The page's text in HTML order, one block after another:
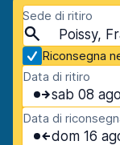
Sede di ritiro
Poissy,
Riconsegna
Data di ritiro
sab 08 ago
Data di
dom 16